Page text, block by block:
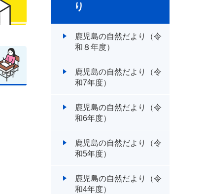
り
鹿児島の自然だより（令
和８年度）
鹿児島の自然だより（令
和7年度）
鹿児島の自然だより（令
和6年度）
鹿児島の自然だより（令
和5年度）
鹿児島の自然だより（令
和4年度）